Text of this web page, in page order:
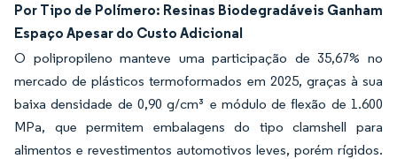
Por Tipo de Polímero: Resinas Biodegradáveis Ganham
Espaço Apesar do Custo Adicional
O polipropileno manteve uma participação de 35,67% no
mercado de plásticos termoformados em 2025, graças à sua
baixa densidade de 0,90 g/cm³ e módulo de flexão de 1.600
MPa, que permitem embalagens do tipo clamshell para
alimentos e revestimentos automotivos leves, porém rígidos.